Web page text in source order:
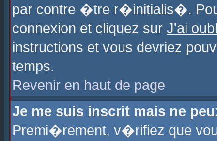
par contre �tre r�initialis�.
connexion et cliquez sur J'ai
instructions et vous devriez
temps.
Revenir en haut de page
Je me suis inscrit mais ne
Premi�rement, v�rifiez que